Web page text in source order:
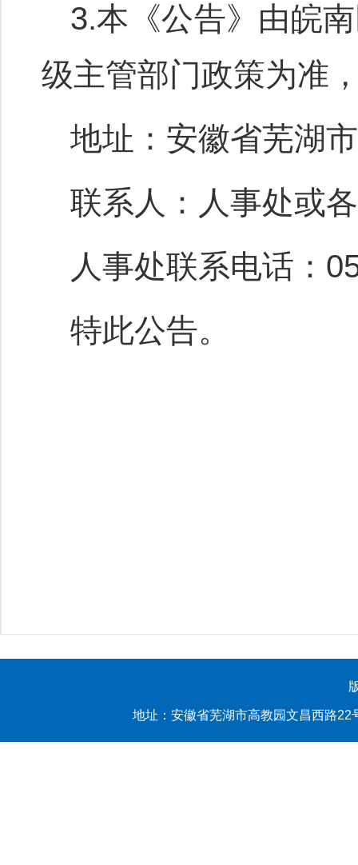
3.本《公告》由皖
级主管部门政策为准
地址：安徽省芜湖
联系人：人事处或
人事处联系电话：
特此公告。
地址：安徽省芜湖市高教园文昌西路